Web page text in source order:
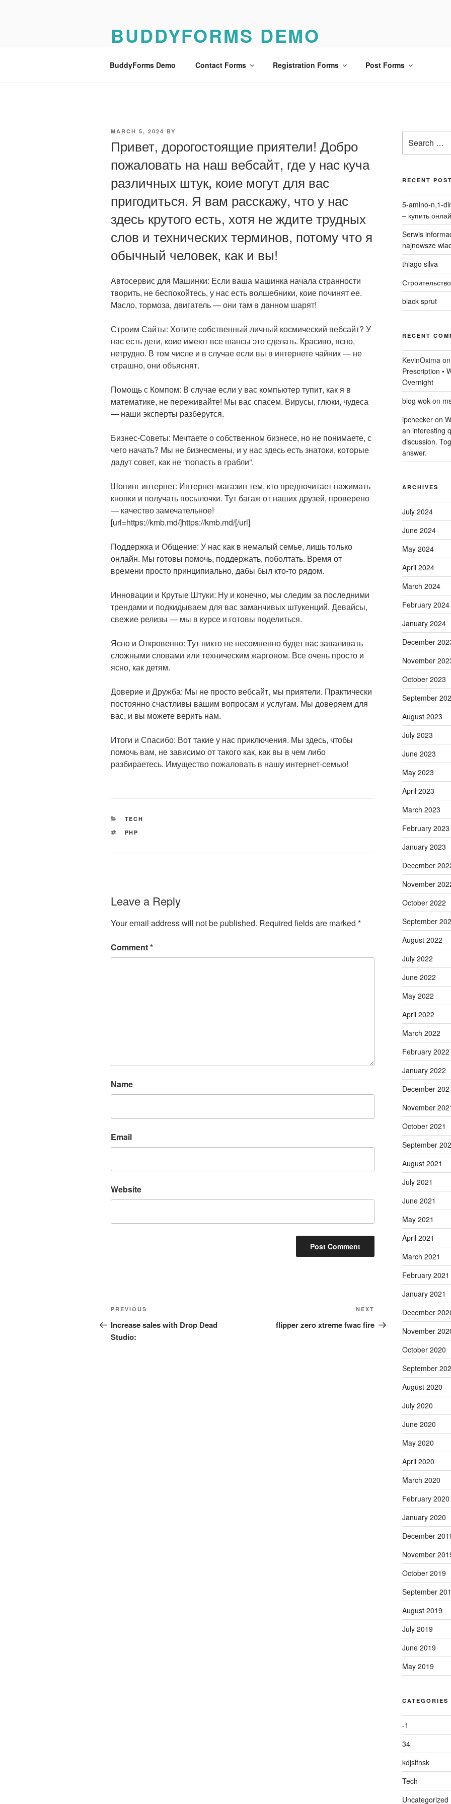
BUDDYFORMS DEMO
BuddyForms Demo Contact Forms Registration Forms Post Forms
POSTED
MARCH 5, 2024 BY
Привет, дорогостоящие приятели! Добро
пожаловать на наш вебсайт, где у нас куча
различных штук, коие могут для вас
пригодиться. Я вам расскажу, что у нас
здесь крутого есть, хотя не ждите трудных
слов и технических терминов, потому что я
обычный человек, как и вы!
Автосервис для Машинки: Если ваша машинка начала странности
творить, не беспокойтесь, у нас есть волшебники, коие починят ее.
Масло, тормоза, двигатель — они там в данном шарят!
Строим Сайты: Хотите собственный личный космический вебсайт? У
нас есть дети, коие имеют все шансы это сделать. Красиво, ясно,
нетрудно. В том числе и в случае если вы в интернете чайник — не
страшно, они объяснят.
Помощь с Компом: В случае если у вас компьютер тупит, как я в
математике, не переживайте! Мы вас спасем. Вирусы, глюки, чудеса
— наши эксперты разберутся.
Бизнес-Советы: Мечтаете о собственном бизнесе, но не понимаете, с
чего начать? Мы не бизнесмены, и у нас здесь есть знатоки, которые
дадут совет, как не “попасть в грабли”.
Шопинг интернет: Интернет-магазин тем, кто предпочитает нажимать
кнопки и получать посылочки. Тут багаж от наших друзей, проверено
— качество замечательное!
[url=https://kmb.md/]https://kmb.md/[/url]
Поддержка и Общение: У нас как в немалый семье, лишь только
онлайн. Мы готовы помочь, поддержать, поболтать. Время от
времени просто принципиально, дабы был кто-то рядом.
Инновации и Крутые Штуки: Ну и конечно, мы следим за последними
трендами и подкидываем для вас заманчивых штукенций. Девайсы,
свежие релизы — мы в курсе и готовы поделиться.
Ясно и Откровенно: Тут никто не несомненно будет вас заваливать
сложными словами или техническим жаргоном. Все очень просто и
ясно, как детям.
Доверие и Дружба: Мы не просто вебсайт, мы приятели. Практически
постоянно счастливы вашим вопросам и услугам. Мы доверяем для
вас, и вы можете верить нам.
Итоги и Спасибо: Вот такие у нас приключения. Мы здесь, чтобы
помочь вам, не зависимо от такого как, как вы в чем либо
разбираетесь. Имущество пожаловать в нашу интернет-семью!
CATEGORIES
TECH
TAGS
PHP
Leave a Reply
Your email address will not be published. Required fields are marked *
Comment*
Name
Email
Website
Post
navigation
Previous
Post
PREVIOUS
Increase sales with Drop Dead
Studio:
Post
NEXT
flipper zero xtreme fwac fire
for:
RECENT
5-amino-n,1-
– купить
Serwis
najnowsze
thiago silva
black sprut
RECENT
KevinOxima
Prescription •
Overnight
blog wokon
ipcheckeron
an interesting
discussion.
answer.
ARCHIVES
July 2024
June 2024
May 2024
April 2024
March 2024
February 2024
January 2024
December
November
October 2023
September
August 2023
July 2023
June 2023
May 2023
April 2023
March 2023
February 2023
January 2023
December
November
October 2022
September
August 2022
July 2022
June 2022
May 2022
April 2022
March 2022
February 2022
January 2022
December
November
October 2021
September
August 2021
July 2021
June 2021
May 2021
April 2021
March 2021
February 2021
January 2021
December
November
October 2020
September
August 2020
July 2020
June 2020
May 2020
April 2020
March 2020
February 2020
January 2020
December
November
October 2019
September
August 2019
July 2019
June 2019
May 2019
CATEGORIES
-1
34
kdjslfnsk
Tech
Uncategorized